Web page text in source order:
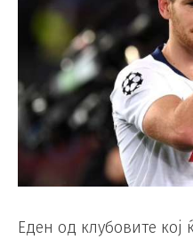
Еден од клубовите кој